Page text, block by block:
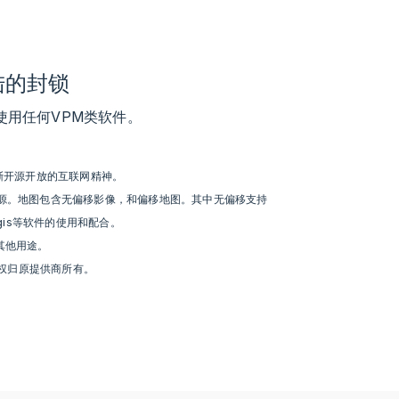
封锁
任何VPM类软件。
源开放的互联网精神。
地图包含无偏移影像，和偏移地图。其中无偏移支持
软件的使用和配合。
用途。
原提供商所有。